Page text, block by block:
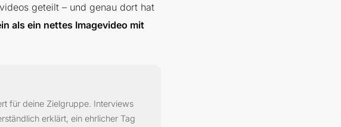
geteilt – und genau dort hat
als ein nettes Imagevideo mit
für deine Zielgruppe. Interviews
erklärt, ein ehrlicher Tag